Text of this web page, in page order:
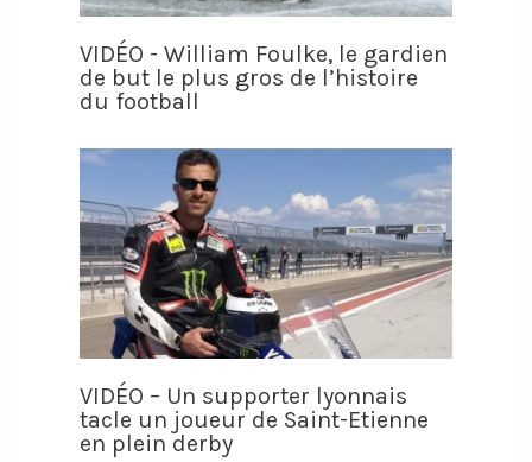
VIDÉO - William Foulke, le gardien
de but le plus gros de l’histoire
du football
VIDÉO – Un supporter lyonnais
tacle un joueur de Saint-Etienne
en plein derby